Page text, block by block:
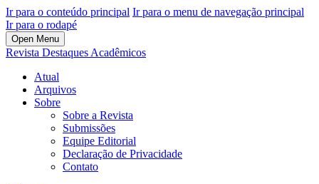
Ir para o conteúdo principal Ir para o menu de navegação principal
Ir para o rodapé
Open Menu
Revista Destaques Acadêmicos
Atual
Arquivos
Sobre
Sobre a Revista
Submissões
Equipe Editorial
Declaração de Privacidade
Contato